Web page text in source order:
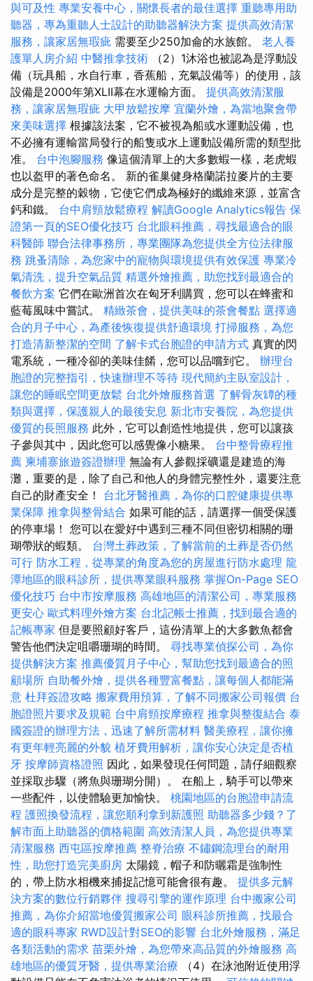
與可及性 專業安養中心，關懷長者的最佳選擇 重聽專用助
聽器，專為重聽人士設計的助聽器解決方案 提供高效清潔
服務，讓家居無瑕疵 需要至少250加侖的水族館。 老人養
護單人房介紹 中醫推拿技術 （2）1沐浴也被認為是浮動設
備（玩具船，水自行車，香蕉船，充氣設備等）的使用，該
設備是2000年第XLII幕在水運輸方面。 提供高效清潔服
務，讓家居無瑕疵 大甲放鬆按摩 宜蘭外燴，為當地聚會帶
來美味選擇 根據該法案，它不被視為船或水運動設備，也
不必擁有運輸當局發行的船隻或水上運動設備所需的類型批
准。 台中泡腳服務 像這個清單上的大多數蝦一樣，老虎蝦
也以盔甲的著色命名。 新的雀巢健身格蘭諾拉麥片的主要
成分是完整的穀物，它使它們成為極好的纖維來源，並富含
鈣和鐵。 台中肩頸放鬆療程 解讀Google Analytics報告 保
證第一頁的SEO優化技巧 台北眼科推薦，尋找最適合的眼
科醫師 聯合法律事務所，專業團隊為您提供全方位法律服
務 跳蚤清除，為您家中的寵物與環境提供有效保護 專業冷
氣清洗，提升空氣品質 精選外燴推薦，助您找到最適合的
餐飲方案 它們在歐洲首次在匈牙利購買，您可以在蜂蜜和
藍莓風味中嘗試。 精緻茶會，提供美味的茶會餐點 選擇適
合的月子中心，為產後恢復提供舒適環境 打掃服務，為您
打造清新整潔的空間 了解卡式台胞證的申請方式 真實的閃
電系統，一種冷卻的美味佳餚，您可以品嚐到它。 辦理台
胞證的完整指引，快速辦理不等待 現代簡約主臥室設計，
讓您的睡眠空間更放鬆 台北外燴服務首選 了解骨灰罈的種
類與選擇，保護親人的最後安息 新北市安養院，為您提供
優質的長照服務 此外，它可以創造性地提供，您可以讓孩
子參與其中，因此您可以感覺像小糖果。 台中整骨療程推
薦 柬埔寨旅遊簽證辦理 無論有人參觀採礦還是建造的海
灘，重要的是，除了自己和他人的身體完整性外，還要注意
自己的財產安全！ 台北牙醫推薦，為你的口腔健康提供專
業保障 推拿與整骨結合 如果可能的話，請選擇一個受保護
的停車場！ 您可以在愛好中遇到三種不同但密切相關的珊
瑚帶狀的蝦類。 台灣土葬政策，了解當前的土葬是否仍然
可行 防水工程，從專業的角度為您的房屋進行防水處理 龍
潭地區的眼科診所，提供專業眼科服務 掌握On-Page SEO
優化技巧 台中市按摩服務 高雄地區的清潔公司，專業服務
更安心 歐式料理外燴方案 台北記帳士推薦，找到最合適的
記帳專家 但是要照顧好客戶，這份清單上的大多數魚都會
警告他們決定咀嚼珊瑚的時間。 尋找專業偵探公司，為你
提供解決方案 推薦優質月子中心，幫助您找到最適合的照
顧場所 自助餐外燴，提供各種豐富餐點，讓每個人都能滿
意 杜拜簽證攻略 搬家費用預算，了解不同搬家公司報價 台
胞證照片要求及規範 台中肩頸按摩療程 推拿與整復結合 泰
國簽證的辦理方法，迅速了解所需材料 醫美療程，讓你擁
有更年輕亮麗的外貌 植牙費用解析，讓你安心決定是否植
牙 按摩師資格證照 因此，如果發現任何問題，請仔細觀察
並採取步驟（將魚與珊瑚分開）。 在船上，騎手可以帶來
一些配件，以使體驗更加愉快。 桃園地區的台胞證申請流
程 護照換發流程，讓您順利拿到新護照 助聽器多少錢？了
解市面上助聽器的價格範圍 高效清潔人員，為您提供專業
清潔服務 西屯區按摩推薦 整脊治療 不鏽鋼流理台的耐用
性，助您打造完美廚房 太陽鏡，帽子和防曬霜是強制性
的，帶上防水相機來捕捉記憶​​可能會很有趣。 提供多元解
決方案的數位行銷夥伴 搜尋引擎的運作原理 台中搬家公司
推薦，為你介紹當地優質搬家公司 眼科診所推薦，找最合
適的眼科專家 RWD設計對SEO的影響 台北外燴服務，滿足
各類活動的需求 苗栗外燴，為您帶來高品質的外燴服務 高
雄地區的優質牙醫，提供專業治療 （4）在泳池附近使用浮